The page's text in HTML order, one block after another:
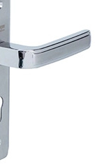
Mua hàng